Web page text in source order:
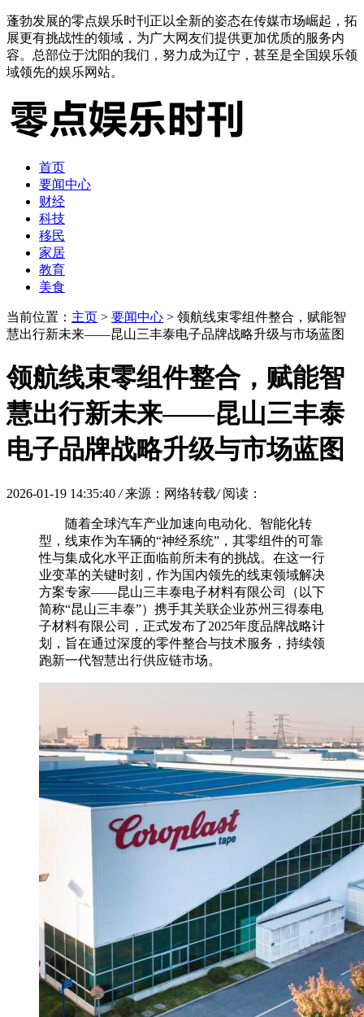
蓬勃发展的零点娱乐时刊正以全新的姿态在传媒市场崛起，拓
展更有挑战性的领域，为广大网友们提供更加优质的服务内
容。总部位于沈阳的我们，努力成为辽宁，甚至是全国娱乐领
域领先的娱乐网站。
首页
要闻中心
财经
科技
移民
家居
教育
美食
当前位置： 主页 > 要闻中心 > 领航线束零组件整合，赋能智
慧出行新未来——昆山三丰泰电子品牌战略升级与市场蓝图
领航线束零组件整合，赋能智
慧出行新未来——昆山三丰泰
电子品牌战略升级与市场蓝图
2026-01-19 14:35:40 / 来源：网络转载/ 阅读：
随着全球汽车产业加速向电动化、智能化转
型，线束作为车辆的“神经系统”，其零组件的可靠
性与集成化水平正面临前所未有的挑战。在这一行
业变革的关键时刻，作为国内领先的线束领域解决
方案专家——昆山三丰泰电子材料有限公司（以下
简称“昆山三丰泰”）携手其关联企业苏州三得泰电
子材料有限公司，正式发布了2025年度品牌战略计
划，旨在通过深度的零件整合与技术服务，持续领
跑新一代智慧出行供应链市场。